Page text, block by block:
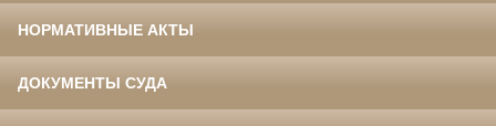
НОРМАТИВНЫЕ АКТЫ
ДОКУМЕНТЫ СУДА